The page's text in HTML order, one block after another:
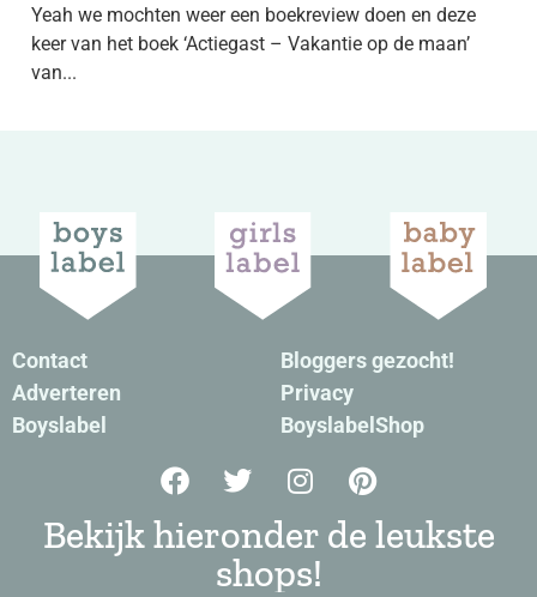
Yeah we mochten weer een boekreview doen en deze
keer van het boek ‘Actiegast – Vakantie op de maan’
van...
Contact
Adverteren
Boyslabel
Bloggers gezocht!
Privacy
BoyslabelShop
Bekijk hieronder de leukste
shops!